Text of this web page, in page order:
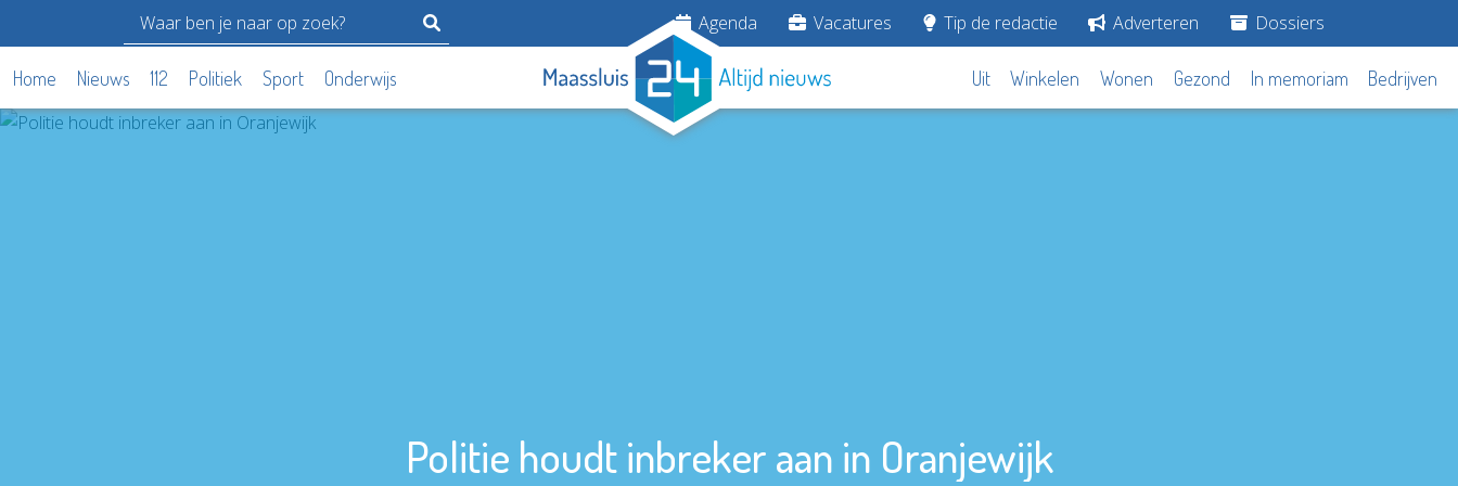
Agenda Vacatures Tip de redactie Adverteren Dossiers
Home Nieuws 112 Politiek Sport Onderwijs Uit Winkelen Wonen Gezond In memoriam Bedrijven
Politie houdt inbreker aan in Oranjewijk